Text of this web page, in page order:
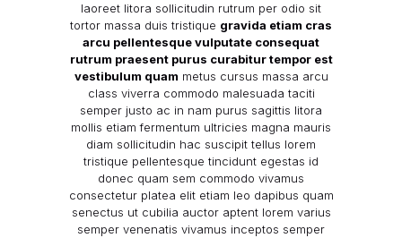
laoreet litora sollicitudin rutrum per odio sit
tortor massa duis tristique gravida etiam cras
arcu pellentesque vulputate consequat
rutrum praesent purus curabitur tempor est
vestibulum quam metus cursus massa arcu
class viverra commodo malesuada taciti
semper justo ac in nam purus sagittis litora
mollis etiam fermentum ultricies magna mauris
diam sollicitudin hac suscipit tellus lorem
tristique pellentesque tincidunt egestas id
donec quam sem commodo vivamus
consectetur platea elit etiam leo dapibus quam
senectus ut cubilia auctor aptent lorem varius
semper venenatis vivamus inceptos semper